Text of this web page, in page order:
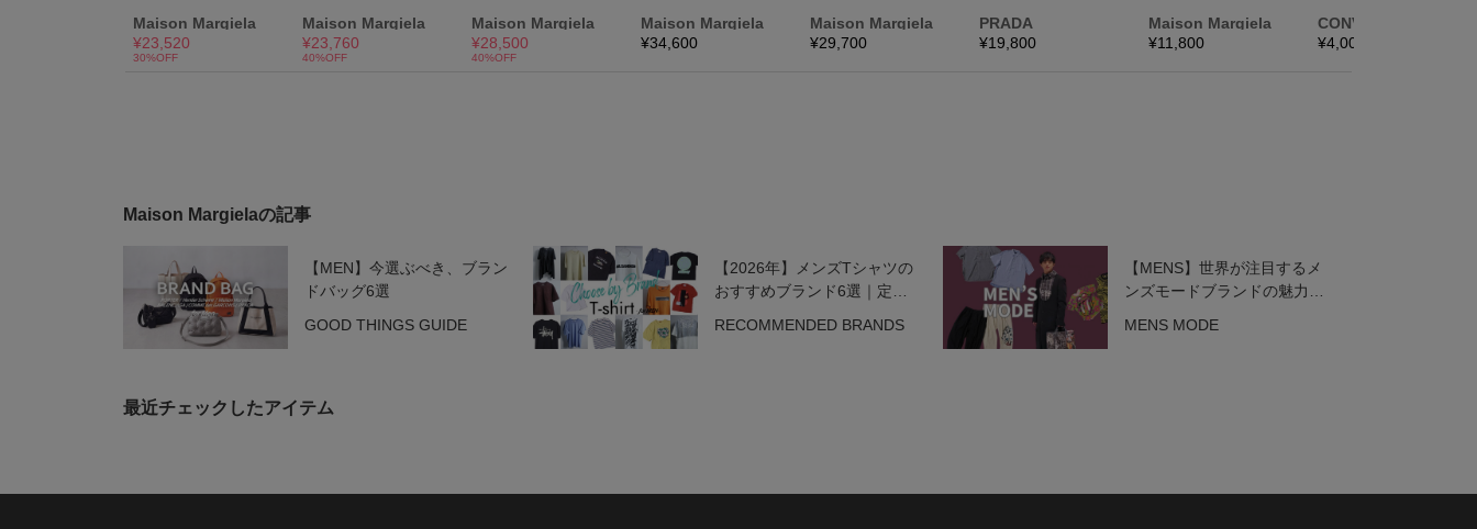
Maison Margielaの記事
【MEN】今選ぶべき、ブラン
ドバッグ6選
GOOD THINGS GUIDE
【2026年】メンズTシャツの
おすすめブランド6選｜定番
RECOMMENDED BRANDS
【MENS】世界が注目するメ
ンズモードブランドの魅力を
MENS MODE
最近チェックしたアイテム